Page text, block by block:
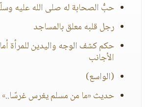
حبُّ الصحابة له صلى الله عليه
رجل قلبه معلق بالمساجد
حكم كشف الوجه واليدين للمرأة
الأجانب
(الواسع)
حديث «ما من مسلم يغرس غرسًا..»